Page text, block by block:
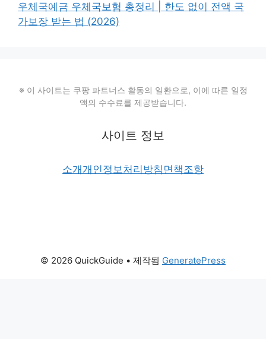
우체국예금 우체국보험 총정리 | 한도 없이 전액 국
가보장 받는 법 (2026)
※ 이 사이트는 쿠팡 파트너스 활동의 일환으로, 이에 따른 일정
액의 수수료를 제공받습니다.
사이트 정보
소개 개인정보처리방침 면책조항
© 2026 QuickGuide • 제작됨 GeneratePress